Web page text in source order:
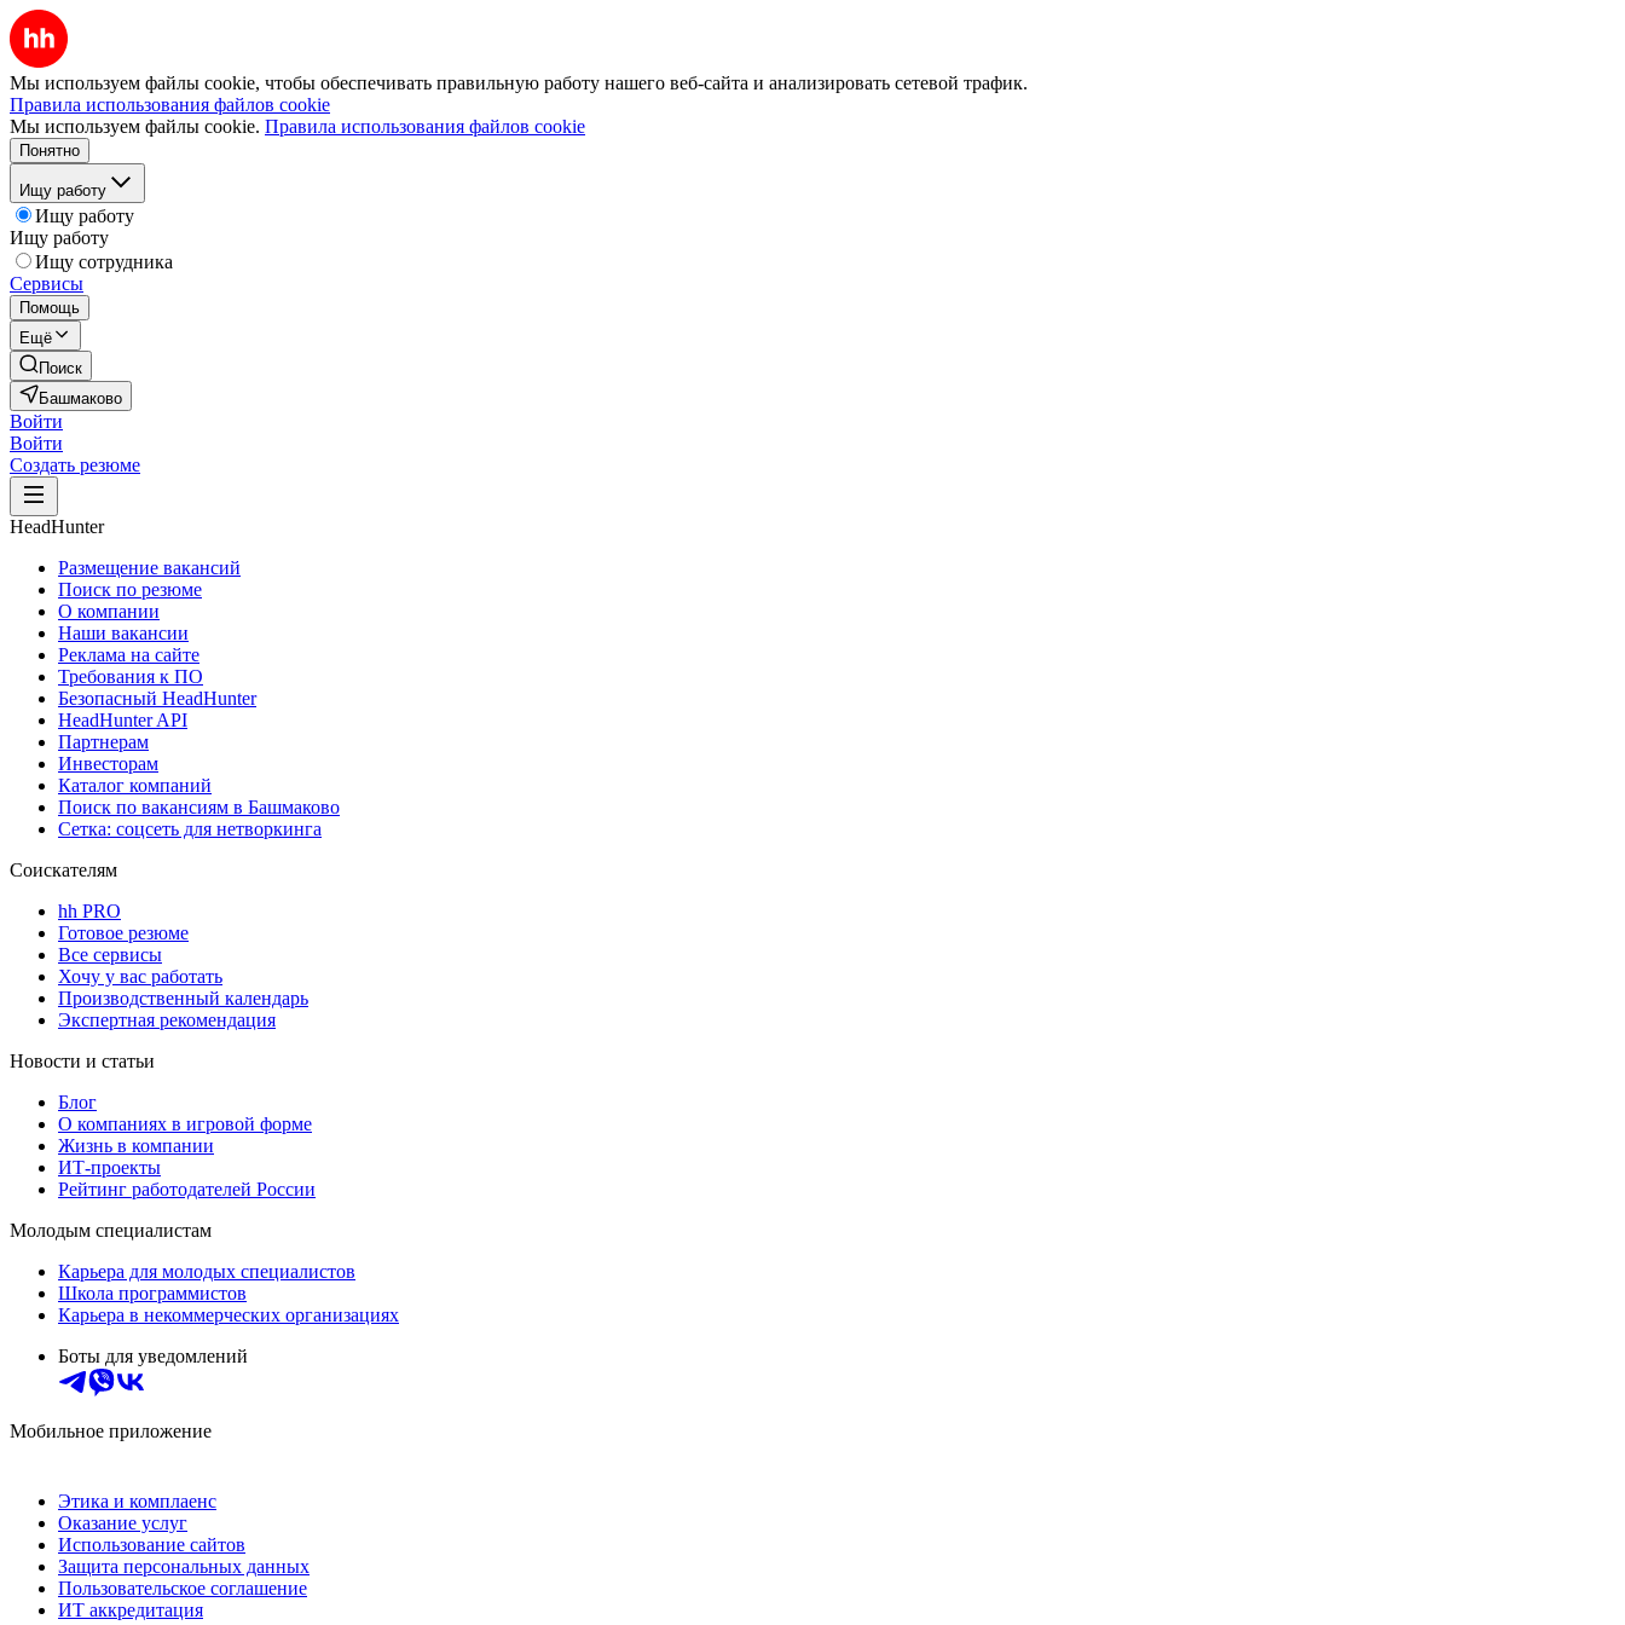
Мы используем файлы cookie, чтобы обеспечивать правильную работу нашего веб-сайта и анализировать сетевой трафик.
Правила использования файлов cookie
Мы используем файлы cookie. Правила использования файлов cookie
Понятно
Ищу работу
Ищу работу
Ищу работу
Ищу сотрудника
Сервисы
Помощь
Ещё
Поиск
Башмаково
Войти
Войти
Создать резюме
HeadHunter
Размещение вакансий
Поиск по резюме
О компании
Наши вакансии
Реклама на сайте
Требования к ПО
Безопасный HeadHunter
HeadHunter API
Партнерам
Инвесторам
Каталог компаний
Поиск по вакансиям в Башмаково
Сетка: соцсеть для нетворкинга
Соискателям
hh PRO
Готовое резюме
Все сервисы
Хочу у вас работать
Производственный календарь
Экспертная рекомендация
Новости и статьи
Блог
О компаниях в игровой форме
Жизнь в компании
ИТ-проекты
Рейтинг работодателей России
Молодым специалистам
Карьера для молодых специалистов
Школа программистов
Карьера в некоммерческих организациях
Боты для уведомлений
Мобильное приложение
Этика и комплаенс
Оказание услуг
Использование сайтов
Защита персональных данных
Пользовательское соглашение
ИТ аккредитация